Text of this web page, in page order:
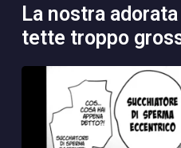
la nostra adorata presidente ha le
tette troppo